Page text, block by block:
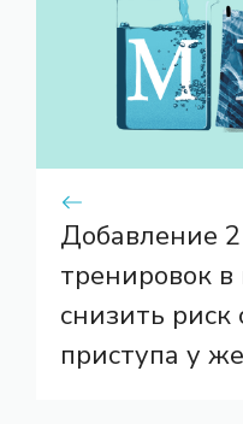
Добавление
тренировок
снизить риск
приступа у